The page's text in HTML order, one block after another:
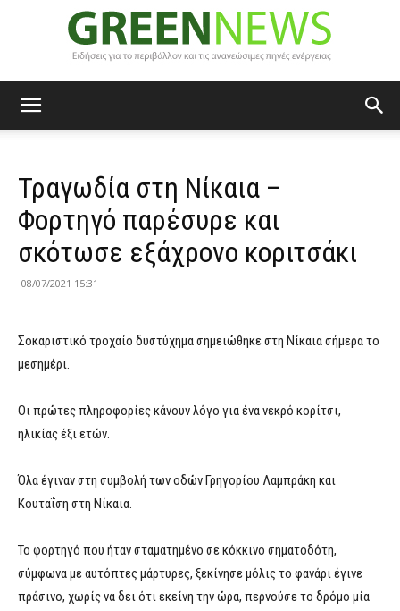
News
Τραγωδία στη Νίκαια –
Φορτηγό παρέσυρε και
σκότωσε εξάχρονο κοριτσάκι
08/07/2021 15:31
Σοκαριστικό τροχαίο δυστύχημα σημειώθηκε στη Νίκαια σήμερα το
μεσημέρι.
Οι πρώτες πληροφορίες κάνουν λόγο για ένα νεκρό κορίτσι,
ηλικίας έξι ετών.
Όλα έγιναν στη συμβολή των οδών Γρηγορίου Λαμπράκη και
Κουταΐση στη Νίκαια.
Το φορτηγό που ήταν σταματημένο σε κόκκινο σηματοδότη,
σύμφωνα με αυτόπτες μάρτυρες, ξεκίνησε μόλις το φανάρι έγινε
πράσινο, χωρίς να δει ότι εκείνη την ώρα, περνούσε το δρόμο μία